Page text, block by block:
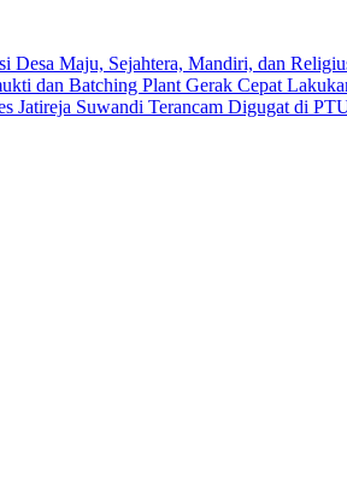
Desa Maju, Sejahtera, Mandiri, dan
dan Batching Plant Gerak Cepat
Jatireja Suwandi Terancam Digugat di